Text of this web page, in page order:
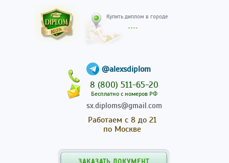
@alexsdiplom
8 (800) 511-65-20
Бесплатно с номеров РФ
sx.diploms@gmail.com
Работаем с 8 до 21
по Москве